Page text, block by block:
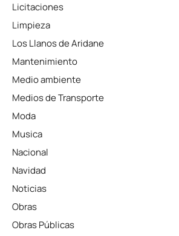
Licitaciones
Limpieza
Los Llanos de Aridane
Mantenimiento
Medio ambiente
Medios de Transporte
Moda
Musica
Nacional
Navidad
Noticias
Obras
Obras Públicas